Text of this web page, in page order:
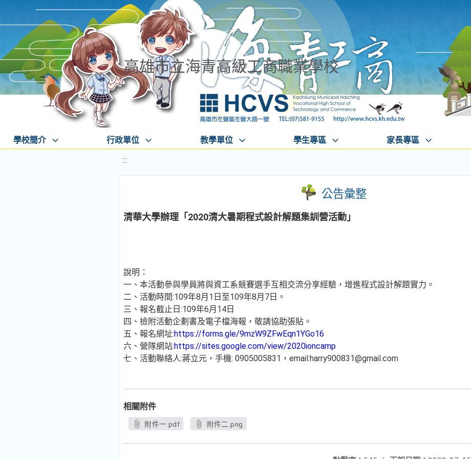
高雄市立海青高級工商職業學校
學校簡介 行政單位 教學單位 學生專區 家長專區
:::
公告彙整
清華大學辦理「2020清大暑期程式設計解題集訓營活動」
說明：
一、本活動參與學員將與資工系競賽選手互相交流分享經驗，增進程式設計解題實力。
二、活動時間:109年8月1日至109年8月7日。
三、報名截止日:109年6月14日
四、檢附活動企劃書及電子檔海報，敬請協助張貼。
五、報名網址:https://forms.gle/9mzW9ZFwEqn1YGo16
六、營隊網站:https://sites.google.com/view/2020ioncamp
七、活動聯絡人:蔣立元，手機: 0905005831，email:harry900831@gmail.com
相關附件
附件一.pdf 附件二.png